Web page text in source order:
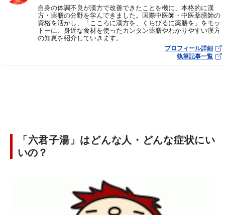
自身の体調不良が漢方で改善できたことを機に、本格的に漢
方・薬膳の分野を学んできました。国際中医師・中医薬膳師の
資格を活かし、「こころに漢方を、くちびるに薬膳を」をモッ
トーに、身近な食材を使ったカンタン薬膳やわかりやすい漢方
の知恵を紹介していきます。
プロフィール詳細
執筆記事一覧
「六君子湯」はどんな人・どんな症状にい
いの？